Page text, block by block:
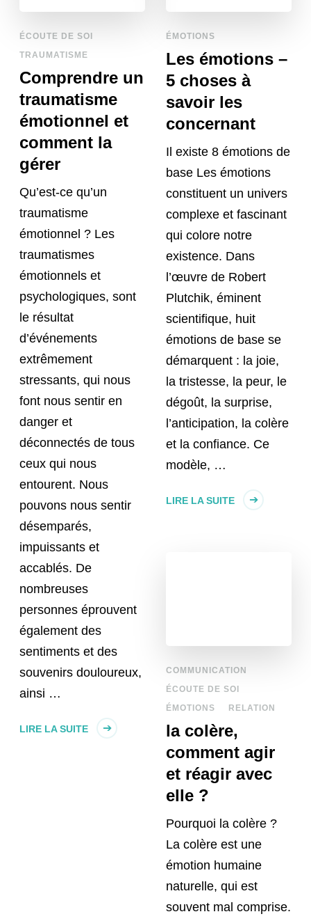
ÉCOUTE DE SOI
TRAUMATISME
Comprendre un
traumatisme
émotionnel et
comment la
gérer
Qu’est-ce qu’un
traumatisme
émotionnel ? Les
traumatismes
émotionnels et
psychologiques, sont
le résultat
d’événements
extrêmement
stressants, qui nous
font nous sentir en
danger et
déconnectés de tous
ceux qui nous
entourent. Nous
pouvons nous sentir
désemparés,
impuissants et
accablés. De
nombreuses
personnes éprouvent
également des
sentiments et des
souvenirs douloureux,
ainsi …
LIRE LA SUITE
ÉMOTIONS
Les émotions –
5 choses à
savoir les
concernant
Il existe 8 émotions de
base Les émotions
constituent un univers
complexe et fascinant
qui colore notre
existence. Dans
l’œuvre de Robert
Plutchik, éminent
scientifique, huit
émotions de base se
démarquent : la joie,
la tristesse, la peur, le
dégoût, la surprise,
l’anticipation, la colère
et la confiance. Ce
modèle, …
LIRE LA SUITE
COMMUNICATION
ÉCOUTE DE SOI
ÉMOTIONS
RELATION
la colère,
comment agir
et réagir avec
elle ?
Pourquoi la colère ?
La colère est une
émotion humaine
naturelle, qui est
souvent mal comprise.